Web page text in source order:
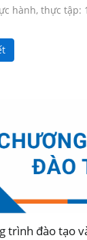
hành, thực tập:
trình đào tạo